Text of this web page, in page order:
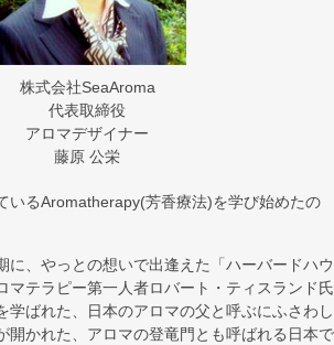
株式会社SeaAroma
代表取締役
アロマデザイナー
藤原 公栄
いるAromatherapy(芳香療法)を学び始めたの
に、やっとの想いで出逢えた「ハーバードハウ
マテラピー第一人者ロバート・ティスランド氏
学ばれた、日本のアロマの父と呼ぶにふさわし
開かれた、アロマの登竜門とも呼ばれる日本で